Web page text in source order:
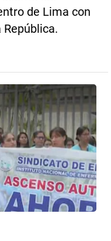
de Lima con